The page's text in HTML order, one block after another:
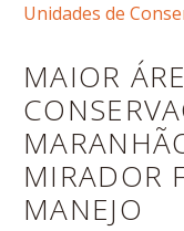
Unidades de
MAIOR
MIRADOR
MANEJO